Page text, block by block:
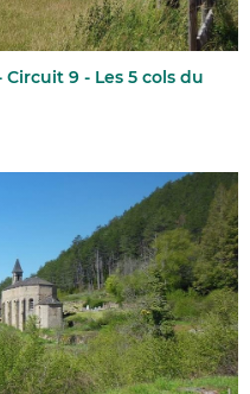
Circuit 9 - Les 5 cols du